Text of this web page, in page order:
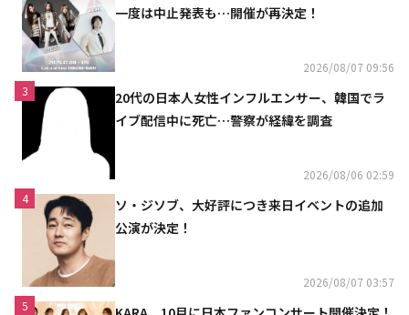
一度は中止発表も…開催が再決定！
2026/08/07 09:56
3
20代の日本人女性インフルエンサー、韓国でラ
イブ配信中に死亡…警察が経緯を調査
2026/08/06 02:59
4
ソ・ジソブ、大好評につき来日イベントの追加
公演が決定！
2026/08/07 03:57
5